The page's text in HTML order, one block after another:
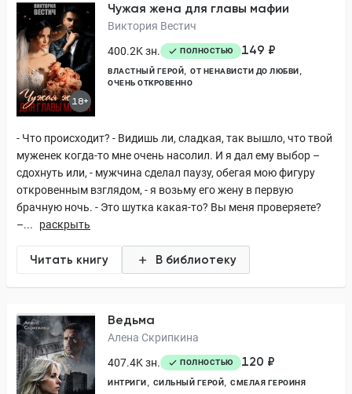
18+
Чужая жена для главы мафии
Виктория Вестич
400.2K зн.
ПОЛНОСТЬЮ 149 ₽
ВЛАСТНЫЙ ГЕРОЙ
ОТ НЕНАВИСТИ ДО ЛЮБВИ
ОЧЕНЬ ОТКРОВЕННО
- Что происходит? - Видишь ли, сладкая, так вышло, что твой
муженек когда-то мне очень насолил. И я дал ему выбор –
сдохнуть или, - мужчина сделал паузу, обегая мою фигуру
откровенным взглядом, - я возьму его жену в первую
брачную ночь. - Это шутка какая-то? Вы меня проверяете?
–...
раскрыть
Читать книгу В библиотеку
Ведьма
Алена Скрипкина
407.4K зн.
ПОЛНОСТЬЮ 120 ₽
ИНТРИГИ СИЛЬНЫЙ ГЕРОЙ СМЕЛАЯ ГЕРОИНЯ